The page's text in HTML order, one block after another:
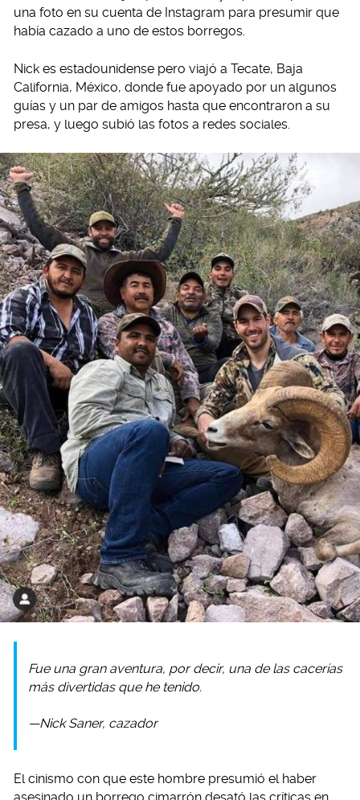
una foto en su cuenta de Instagram para presumir que
había cazado a uno de estos borregos.
Nick es estadounidense pero viajó a Tecate, Baja
California, México, donde fue apoyado por un algunos
guías y un par de amigos hasta que encontraron a su
presa, y luego subió las fotos a redes sociales.
Fue una gran aventura, por decir, una de las cacerías
más divertidas que he tenido.
—Nick Saner, cazador
El cinismo con que este hombre presumió el haber